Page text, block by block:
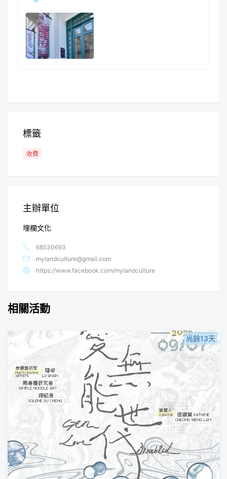
標籤
收費
主辦單位
埋欄文化
68530693
mylandculture@gmail.com
https://www.facebook.com/mylandculture
相關活動
尚餘13天